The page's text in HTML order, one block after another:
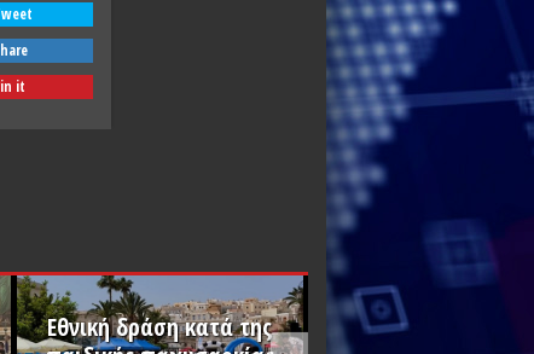
it
Eθνική δράση κατά της